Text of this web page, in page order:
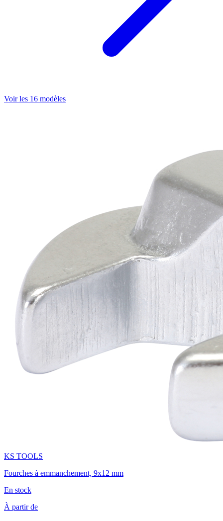
Voir les 16 modèles
KS TOOLS
Fourches à emmanchement, 9x12 mm
En stock
À partir de